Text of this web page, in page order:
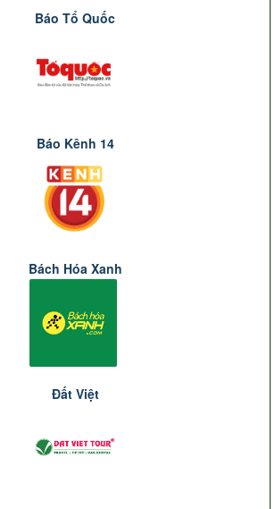
Báo Tổ Quốc
Báo Kênh 14
Bách Hóa Xanh
Đất Việt